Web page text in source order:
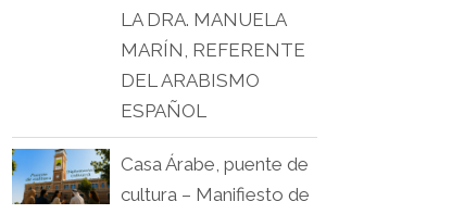
LA DRA. MANUELA
MARÍN, REFERENTE
DEL ARABISMO
ESPAÑOL
Casa Árabe, puente de
cultura – Manifiesto de